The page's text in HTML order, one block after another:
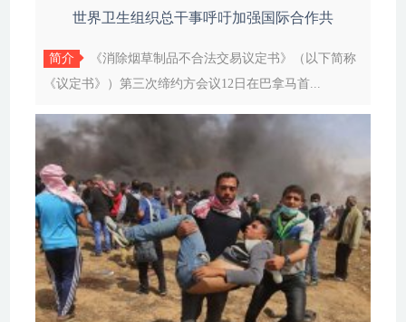
世界卫生组织总干事呼吁加强国际合作共
简介
《消除烟草制品不合法交易议定书》（以下简称
《议定书》）第三次缔约方会议12日在巴拿马首...